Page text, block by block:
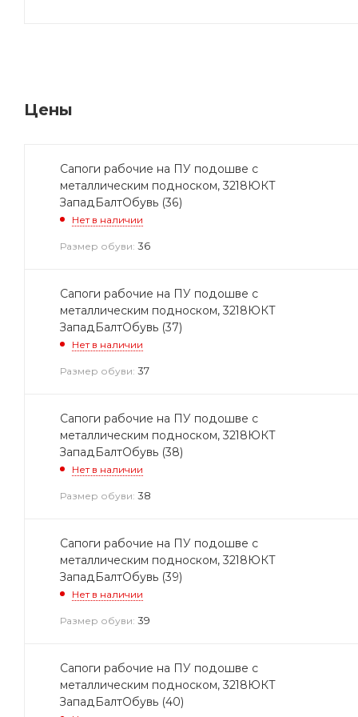
Цены
Сапоги рабочие на ПУ подошве с
металлическим подноском, 3218ЮКТ
ЗападБалтОбувь (36)
Нет в наличии
Размер обуви: 36
Сапоги рабочие на ПУ подошве с
металлическим подноском, 3218ЮКТ
ЗападБалтОбувь (37)
Нет в наличии
Размер обуви: 37
Сапоги рабочие на ПУ подошве с
металлическим подноском, 3218ЮКТ
ЗападБалтОбувь (38)
Нет в наличии
Размер обуви: 38
Сапоги рабочие на ПУ подошве с
металлическим подноском, 3218ЮКТ
ЗападБалтОбувь (39)
Нет в наличии
Размер обуви: 39
Сапоги рабочие на ПУ подошве с
металлическим подноском, 3218ЮКТ
ЗападБалтОбувь (40)